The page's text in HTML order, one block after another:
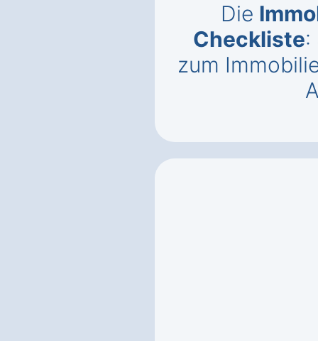
Die
Checkliste:
zum